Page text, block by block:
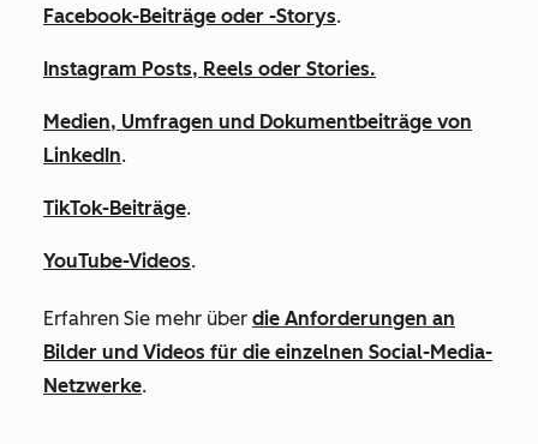
Facebook-Beiträge oder -Storys.
Instagram Posts, Reels oder Stories.
Medien, Umfragen und Dokumentbeiträge von
LinkedIn.
TikTok-Beiträge.
YouTube-Videos.
Erfahren Sie mehr über die Anforderungen an
Bilder und Videos für die einzelnen Social-Media-
Netzwerke.